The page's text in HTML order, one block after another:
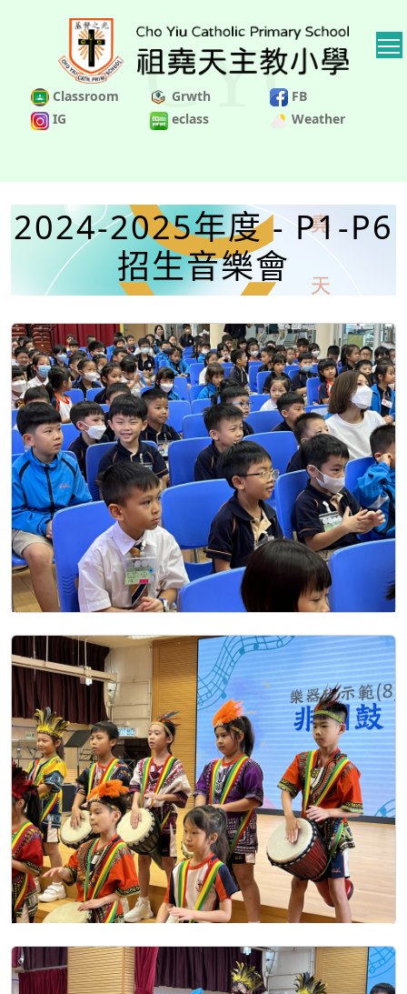
Classroom Grwth
FB
IG
eclass Weather
2024-2025年度 - P1-P6
招生音樂會